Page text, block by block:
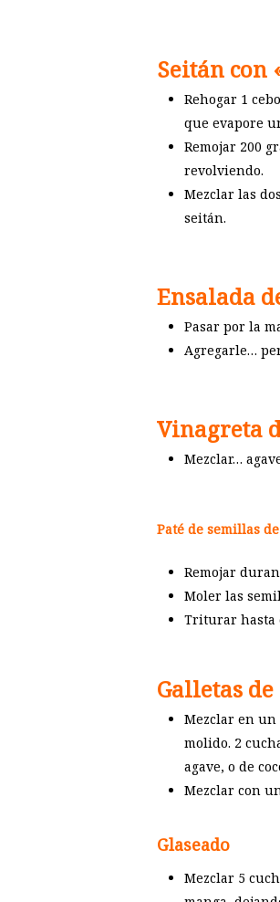
Seitán con
Rehogar 1
que evapore
Remojar 200
revolviendo.
Mezclar las
seitán.
Ensalada
Pasar por la
Agregarle…
Vinagreta
Mezclar…
Paté de semillas
Remojar
Moler las
Triturar hasta
Galletas de
Mezclar en un
molido. 2
agave, o de
Mezclar con
Glaseado
Mezclar 5